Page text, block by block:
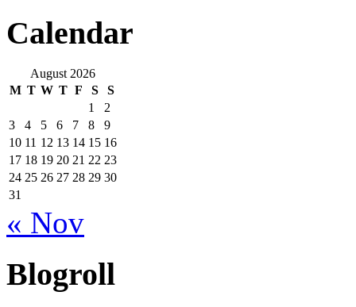
Calendar
August 2026
M T W T F S
S
1
2
3
4 5 6 7 8
9
10 11 12 13 14 15 16
17 18 19 20 21 22 23
24 25 26 27 28 29 30
31
« Nov
Blogroll